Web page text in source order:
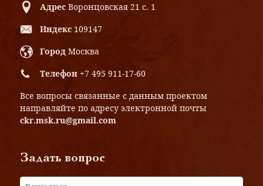
Адрес Воронцовская 21 с. 1
Индекс 109147
Город Москва
Телефон +7 495 911-17-60
Все вопросы связанные с данным проектом
направляйте по адресу электронной почты
ckr.msk.ru@gmail.com
Задать вопрос